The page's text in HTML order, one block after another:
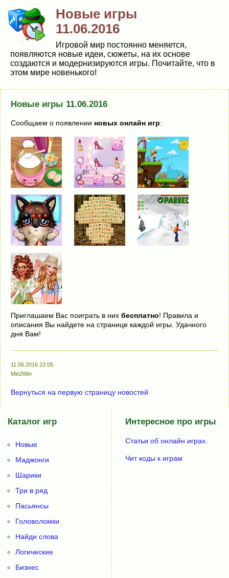
Новые игры
11.06.2016
Игровой мир постоянно меняется,
появляются новые идеи, сюжеты, на их основе
создаются и модернизируются игры. Почитайте, что в
этом мире новенького!
Новые игры 11.06.2016
Сообщаем о появлении новых онлайн игр:
Приглашаем Вас поиграть в них бесплатно! Правила и
описания Вы найдете на странице каждой игры. Удачного
дня Вам!
11.06.2016 22:05
Min2Win
Вернуться на первую страницу новостей
Каталог игр
Новые
Маджонги
Шарики
Три в ряд
Пасьянсы
Головоломки
Найди слова
Логические
Бизнес
Интересное про игры
Статьи об онлайн играх.
Чит коды к играм